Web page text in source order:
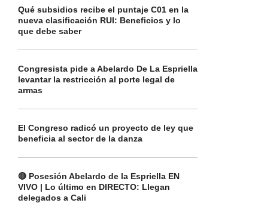
Qué subsidios recibe el puntaje C01 en la
nueva clasificación RUI: Beneficios y lo
que debe saber
Congresista pide a Abelardo De La Espriella
levantar la restricción al porte legal de
armas
El Congreso radicó un proyecto de ley que
beneficia al sector de la danza
🔴 Posesión Abelardo de la Espriella EN
VIVO | Lo último en DIRECTO: Llegan
delegados a Cali